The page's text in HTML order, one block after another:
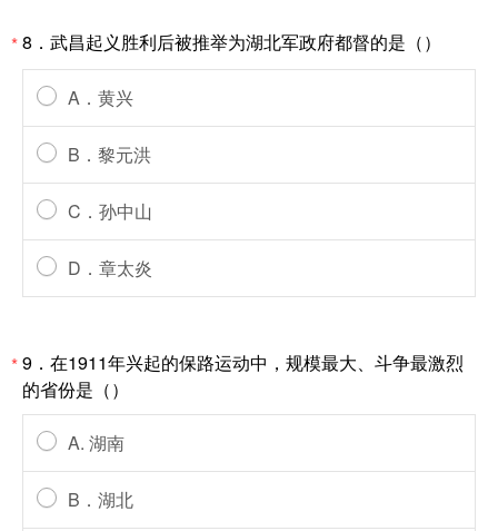
*8．武昌起义胜利后被推举为湖北军政府都督的是（）
A．黄兴
B．黎元洪
C．孙中山
D．章太炎
*9．在1911年兴起的保路运动中，规模最大、斗争最激烈
的省份是（）
A. 湖南
B．湖北